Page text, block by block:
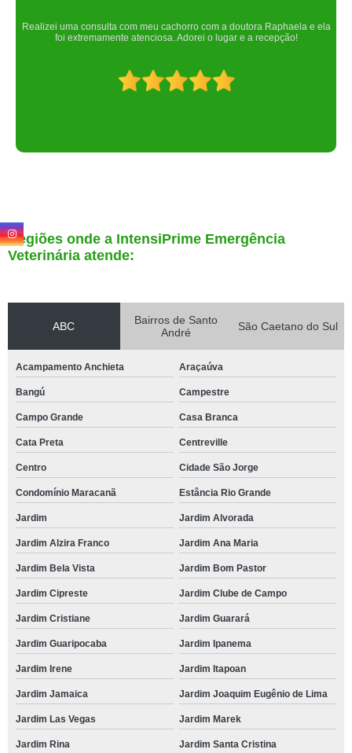
Um lugar maravilhoso. Sempre serei grata pelo que fizeram por nós!
Regiões onde a IntensiPrime Emergência
Veterinária atende:
ABC
Bairros de Santo
André
São Caetano do Sul
Acampamento Anchieta Araçaúva
Bangú Campestre
Campo Grande Casa Branca
Cata Preta Centreville
Centro Cidade São Jorge
Condomínio Maracanã Estância Rio Grande
Jardim Jardim Alvorada
Jardim Alzira Franco Jardim Ana Maria
Jardim Bela Vista Jardim Bom Pastor
Jardim Cipreste Jardim Clube de Campo
Jardim Cristiane Jardim Guarará
Jardim Guaripocaba Jardim Ipanema
Jardim Irene Jardim Itapoan
Jardim Jamaica Jardim Joaquim Eugênio de Lima
Jardim Las Vegas Jardim Marek
Jardim Rina Jardim Santa Cristina